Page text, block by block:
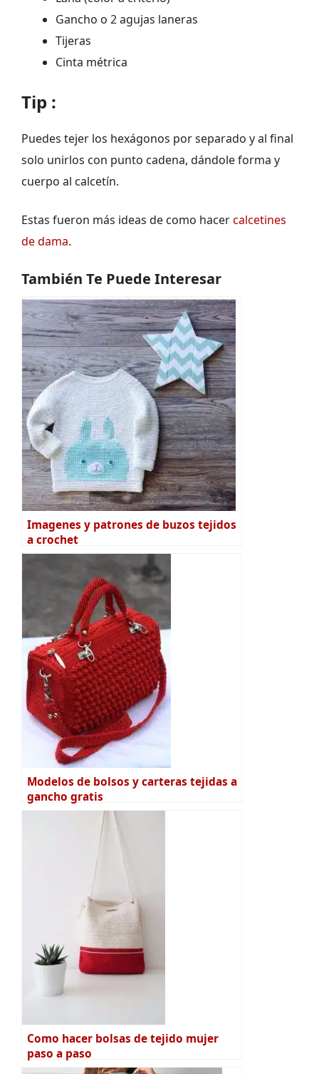
Gancho o 2 agujas laneras
Tijeras
Cinta métrica
Tip :
Puedes tejer los hexágonos por separado y al final
solo unirlos con punto cadena, dándole forma y
cuerpo al calcetín.
Estas fueron más ideas de como hacercalcetines
de dama.
También Te Puede Interesar
Imagenes y patrones de buzos tejidos
a crochet
Modelos de bolsos y carteras tejidas a
gancho gratis
Como hacer bolsas de tejido mujer
paso a paso